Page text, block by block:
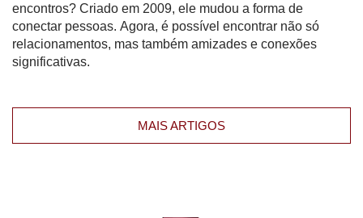
encontros? Criado em 2009, ele mudou a forma de
conectar pessoas. Agora, é possível encontrar não só
relacionamentos, mas também amizades e conexões
significativas.
MAIS ARTIGOS